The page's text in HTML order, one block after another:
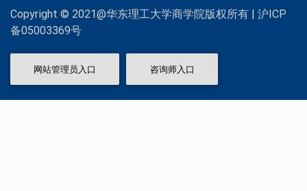
Copyright © 2021@华东理工大学商学院版权所有 | 沪ICP
备05003369号
网站管理员入口 咨询师入口